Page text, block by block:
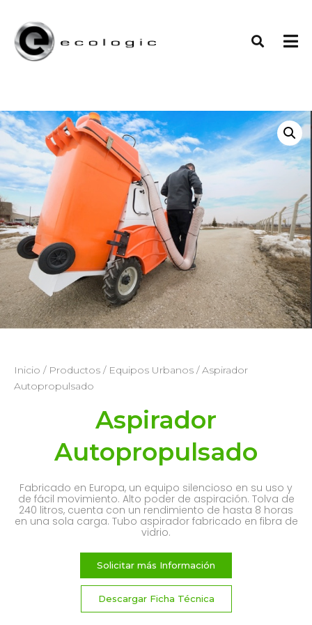
Inicio / Productos / Equipos Urbanos / Aspirador
Autopropulsado
Aspirador
Autopropulsado
Fabricado en Europa, un equipo silencioso en su uso y
de fácil movimiento. Alto poder de aspiración. Tolva de
240 litros, cuenta con un rendimiento de hasta 8 horas
en una sola carga. Tubo aspirador fabricado en fibra de
vidrio.
Solicitar más Información
Descargar Ficha Técnica